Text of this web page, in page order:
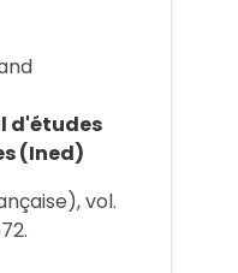
d'études
(Ined)
vol.